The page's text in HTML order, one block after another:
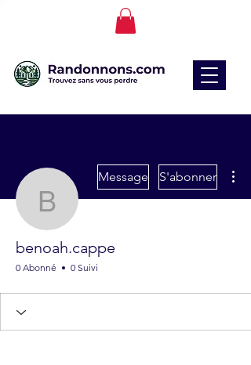
benoah.cappe
Message S'abonner
benoah.cappe
0 Abonné 0 Suivi